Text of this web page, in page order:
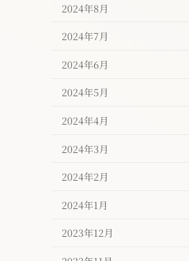
2024年8月
2024年7月
2024年6月
2024年5月
2024年4月
2024年3月
2024年2月
2024年1月
2023年12月